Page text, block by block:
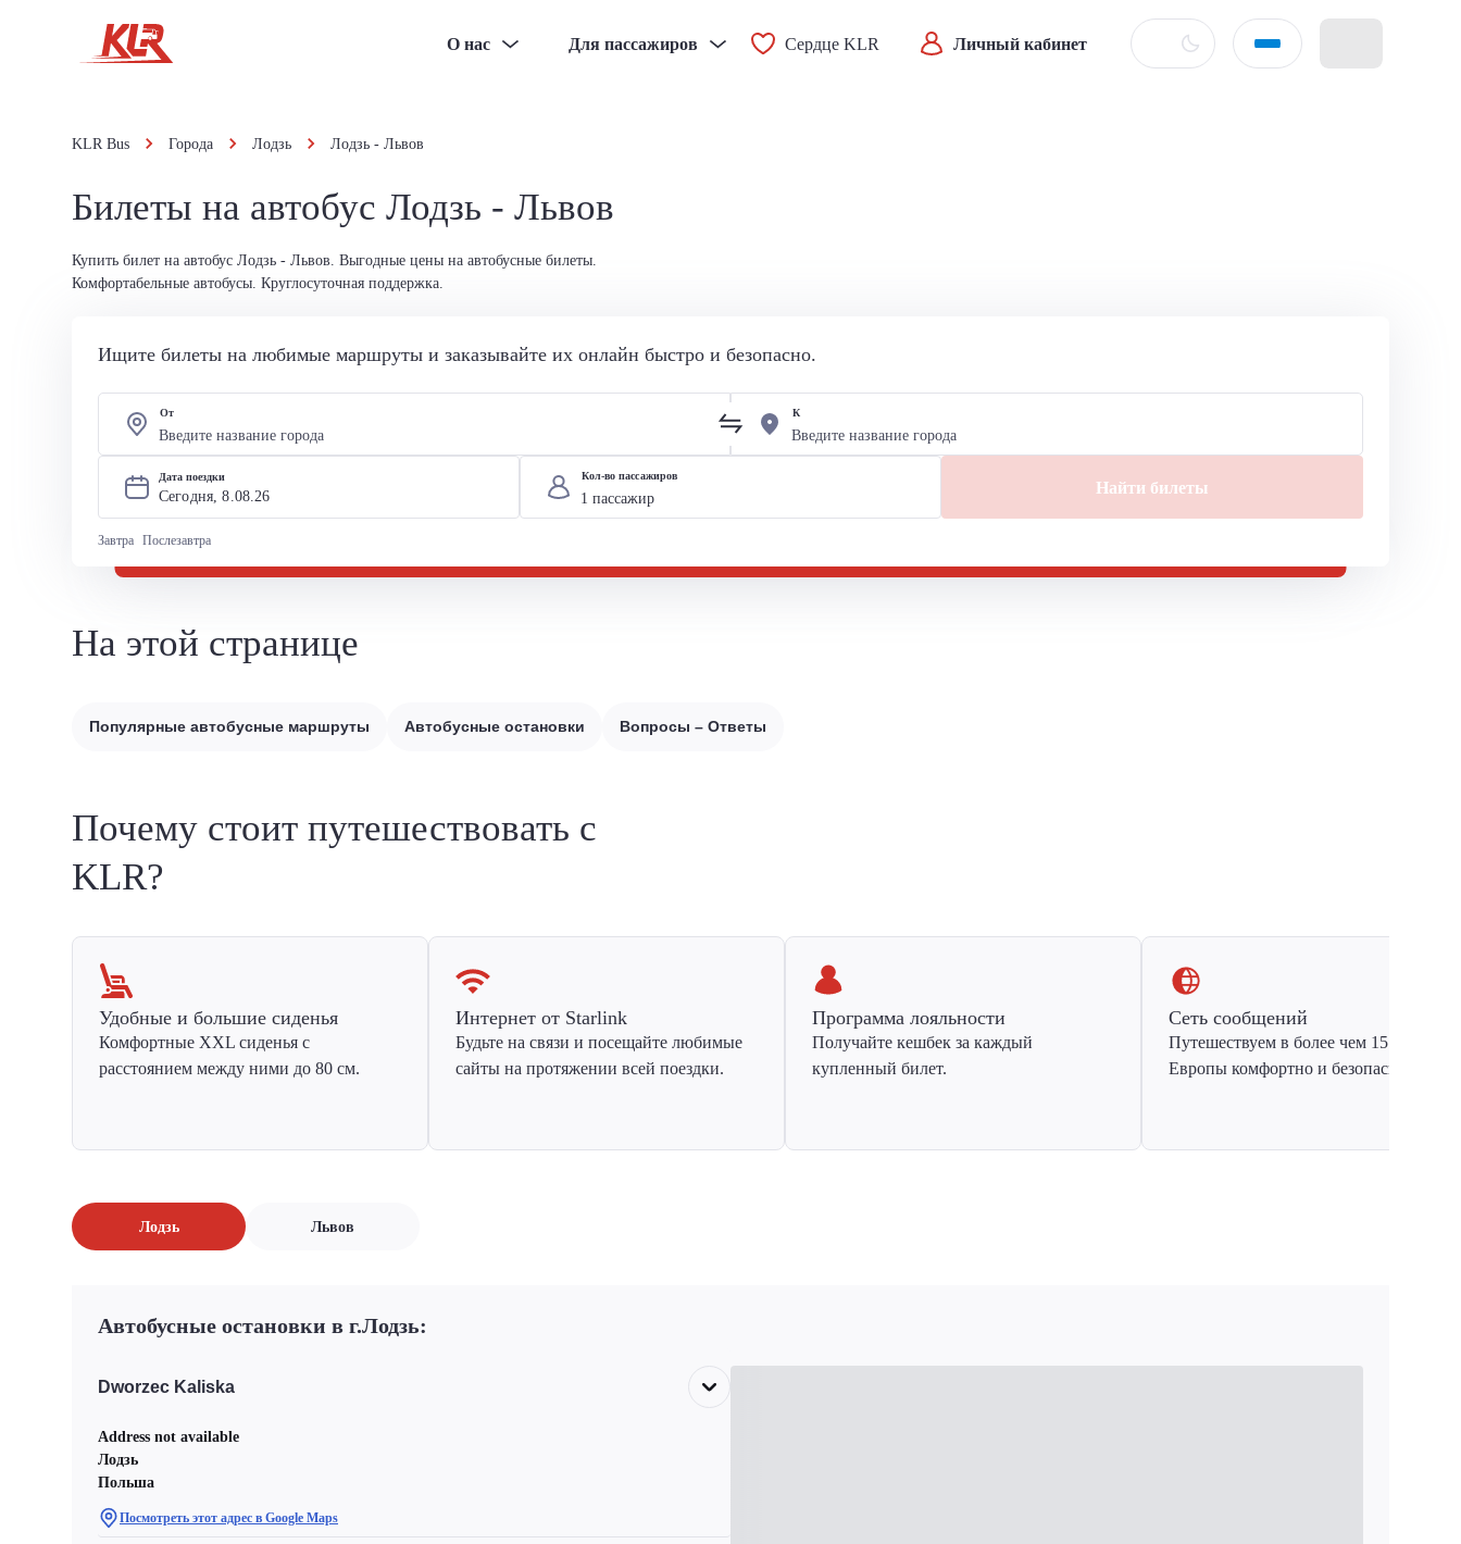
О нас Для пассажиров Сердце KLR Личный кабинет
KLR Bus Города Лодзь Лодзь - Львов
Билеты на автобус Лодзь - Львов
Купить билет на автобус Лодзь - Львов. Выгодные цены на автобусные билеты.
Комфортабельные автобусы. Круглосуточная поддержка.
Ищите билеты на любимые маршруты и заказывайте их онлайн быстро и безопасно.
От К
Дата поездки
Сегодня, 8.08.26
Завтра Послезавтра
Кол-во пассажиров
Найти билеты
На этой странице
Популярные автобусные маршруты Автобусные остановки Вопросы – Ответы
Почему стоит путешествовать с
KLR?
Удобные и большие сиденья
Комфортные XXL сиденья с
расстоянием между ними до 80 см.
Интернет от Starlink
Будьте на связи и посещайте любимые
сайты на протяжении всей поездки.
Программа лояльности
Получайте кешбек за каждый
купленный билет.
Сеть сообщений
Путешествуем в более чем 15 стран
Европы комфортно и безопасно.
Лодзь Львов
Автобусные остановки в г.Лодзь:
Dworzec Kaliska
Address not available
Лодзь
Польша
Посмотреть этот адрес в Google Maps